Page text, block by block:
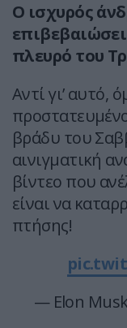
Ο ισχυρός
πλευρό του
Αντί γι’ αυτό,
βράδυ του
αινιγματική
βίντεο που
είναι να
πτήσης!
— Elon